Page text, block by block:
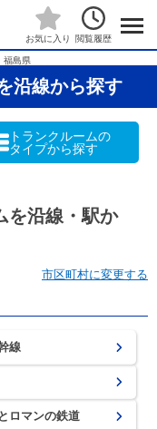
お気に入り 閲覧履歴
福島県
沿線から探す
トランクルームの
タイプから探す
を沿線・駅か
市区町村に変更する
線
ロマンの鉄道